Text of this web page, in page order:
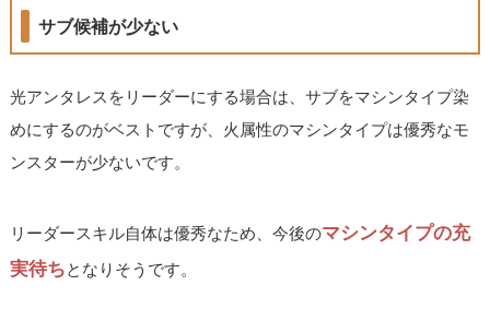
サブ候補が少ない
光アンタレスをリーダーにする場合は、サブをマシンタイプ染
めにするのがベストですが、火属性のマシンタイプは優秀なモ
ンスターが少ないです。
リーダースキル自体は優秀なため、今後のマシンタイプの充
実待ちとなりそうです。